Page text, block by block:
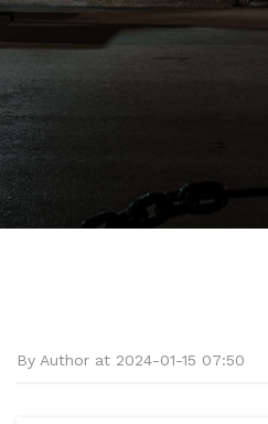
By Author at 2024-01-15 07:50